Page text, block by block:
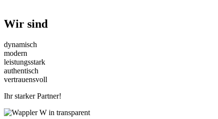
Wir sind
dynamisch
modern
leistungsstark
authentisch
vertrauensvoll
Ihr starker Partner!